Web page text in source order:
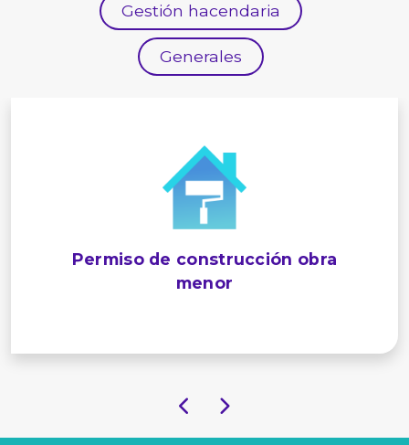
Gestión hacendaria
Generales
Permiso de construcción obra
menor